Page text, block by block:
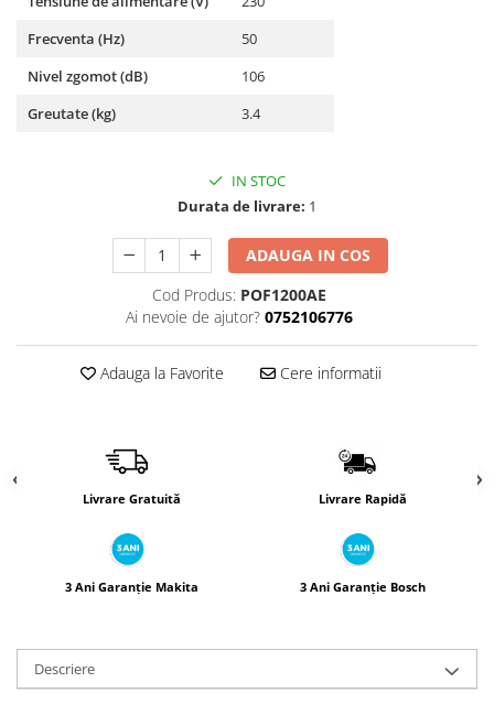
Încărcătoare
Polizoare de Banc
Polizoare Drepte
Polizoare Unghiulare
Rindele
Frecventa (Hz)
50
Nivel zgomot (dB)
106
Greutate (kg)
3.4
IN STOC
Durata de livrare: 1
ADAUGA IN COS
Cod Produs: POF1200AE
Ai nevoie de ajutor? 0752106776
Adauga la Favorite Cere informatii
Livrare Gratuită Livrare Rapidă
3 Ani Garanție Makita 3 Ani Garanție Bosch
Descriere